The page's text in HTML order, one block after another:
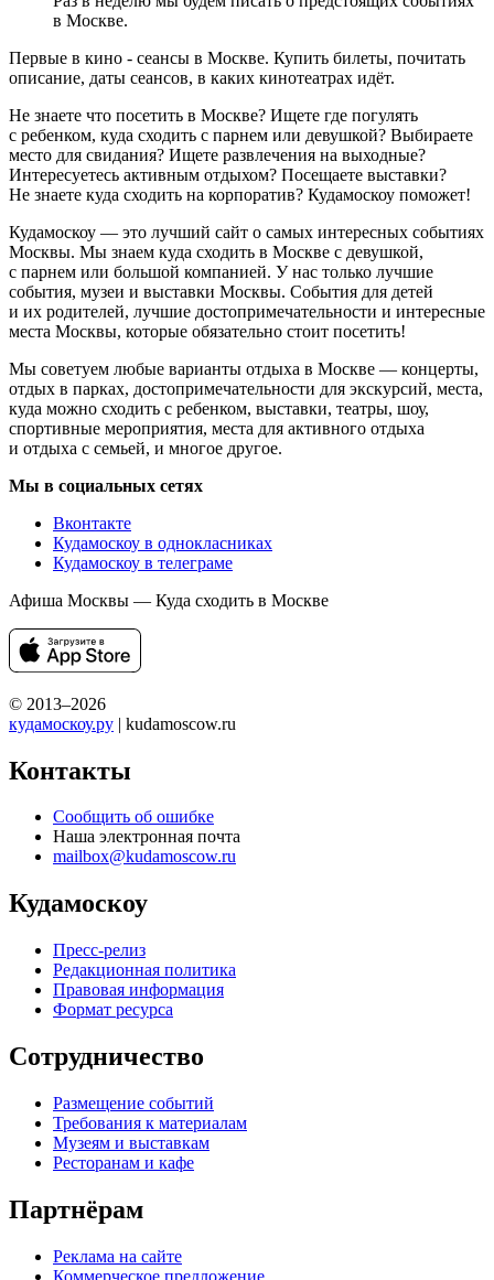
в Москве.
Первые в кино - сеансы в Москве. Купить билеты, почитать
описание, даты сеансов, в каких кинотеатрах идёт.
Не знаете что посетить в Москве? Ищете где погулять
с ребенком, куда сходить с парнем или девушкой? Выбираете
место для свидания? Ищете развлечения на выходные?
Интересуетесь активным отдыхом? Посещаете выставки?
Не знаете куда сходить на корпоратив? Кудамоскоу поможет!
Кудамоскоу — это лучший сайт о самых интересных событиях
Москвы. Мы знаем куда сходить в Москве с девушкой,
с парнем или большой компанией. У нас только лучшие
события, музеи и выставки Москвы. События для детей
и их родителей, лучшие достопримечательности и интересные
места Москвы, которые обязательно стоит посетить!
Мы советуем любые варианты отдыха в Москве — концерты,
отдых в парках, достопримечательности для экскурсий, места,
куда можно сходить с ребенком, выставки, театры, шоу,
спортивные мероприятия, места для активного отдыха
и отдыха с семьей, и многое другое.
Мы в социальных сетях
Вконтакте
Кудамоскоу в однокласниках
Кудамоскоу в телеграме
Афиша Москвы — Куда сходить в Москве
© 2013–2026
кудамоскоу.ру | kudamoscow.ru
Контакты
Сообщить об ошибке
Наша электронная почта
mailbox@kudamoscow.ru
Кудамоскоу
Пресс-релиз
Редакционная политика
Правовая информация
Формат ресурса
Сотрудничество
Размещение событий
Требования к материалам
Музеям и выставкам
Ресторанам и кафе
Партнёрам
Реклама на сайте
Коммерческое предложение